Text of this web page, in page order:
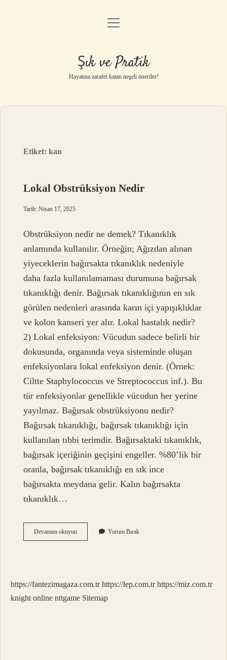
Anasayfa
Yasal Uyarı
menüyü
Şık ve Pratik
Hayatına zarafet katan neşeli öneriler!
Etiket:kan
Lokal Obstrüksiyon Nedir
Tarih: Nisan 17, 2025
Obstrüksiyon nedir ne demek? Tıkanıklık
anlamında kullanılır. Örneğin; Ağızdan alınan
yiyeceklerin bağırsakta tıkanıklık nedeniyle
daha fazla kullanılamaması durumuna bağırsak
tıkanıklığı denir. Bağırsak tıkanıklığının en sık
görülen nedenleri arasında karın içi yapışıklıklar
ve kolon kanseri yer alır. Lokal hastalık nedir?
2) Lokal enfeksiyon: Vücudun sadece belirli bir
dokusunda, organında veya sisteminde oluşan
enfeksiyonlara lokal enfeksiyon denir. (Örnek:
Ciltte Staphylococcus ve Streptococcus inf.). Bu
tür enfeksiyonlar genellikle vücudun her yerine
yayılmaz. Bağırsak obstrüksiyonu nedir?
Bağırsak tıkanıklığı, bağırsak tıkanıklığı için
kullanılan tıbbi terimdir. Bağırsaktaki tıkanıklık,
bağırsak içeriğinin geçişini engeller. %80’lik bir
oranla, bağırsak tıkanıklığı en sık ince
bağırsakta meydana gelir. Kalın bağırsakta
tıkanıklık…
Devamını okuyunLokal
Obstrüksiyon
Yorum Bırak
https://fantezimagaza.com.tr https://lep.com.tr https://miz.com.tr
knight online nttgame Sitemap